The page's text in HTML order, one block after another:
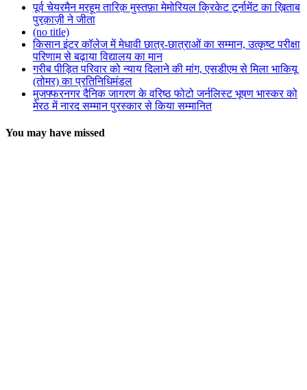
पूर्व चेयरमैन मरहूम तारिक़ मुस्तफ़ा मेमोरियल क्रिकेट टूर्नामेंट का ख़िताब
पुरक़ाज़ी ने जीता
(no title)
किसान इंटर कॉलेज में मेधावी छात्र-छात्राओं का सम्मान, उत्कृष्ट परीक्षा
परिणाम से बढ़ाया विद्यालय का मान
गरीब पीड़ित परिवार को न्याय दिलाने की मांग, एसडीएम से मिला भाकियू
(तोमर) का प्रतिनिधिमंडल
मुजफ्फरनगर दैनिक जागरण के वरिष्ठ फोटो जर्नलिस्ट भूषण भास्कर को
मेरठ में नारद सम्मान पुरस्कार से किया सम्मानित
You may have missed